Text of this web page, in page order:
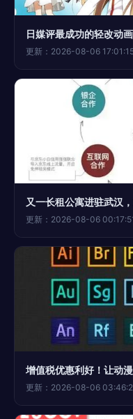
更新：2026-08-06
更新：2026-08-06
更新：2026-08-06